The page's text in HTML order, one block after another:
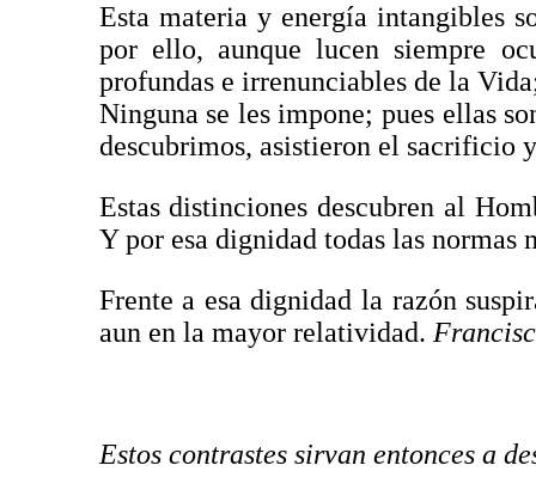
Esta materia y energía intangibles
por ello, aunque lucen siempre
profundas e irrenunciables de la
Ninguna se les impone; pues ellas
descubrimos, asistieron el sacrificio
Estas distinciones descubren al
Y por esa dignidad todas las normas
Frente a esa dignidad la razón
aun en la mayor relatividad.
Estos contrastes sirvan entonces a